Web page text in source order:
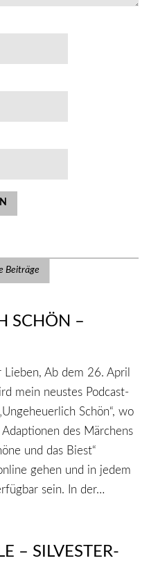
Beiträge
SCHÖN –
Lieben, Ab dem 26. April
mein neustes Podcast-
Schön“, wo
des Märchens
und das Biest“
gehen und in jedem
sein. In der…
– SILVESTER-